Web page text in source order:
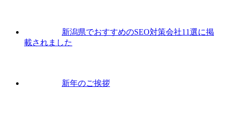
新潟県でおすすめのSEO対策会社11選に掲
載されました
新年のご挨拶